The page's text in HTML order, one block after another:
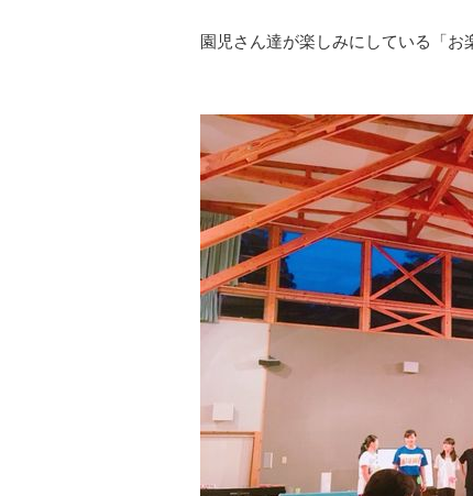
園児さん達が楽しみにしている「お